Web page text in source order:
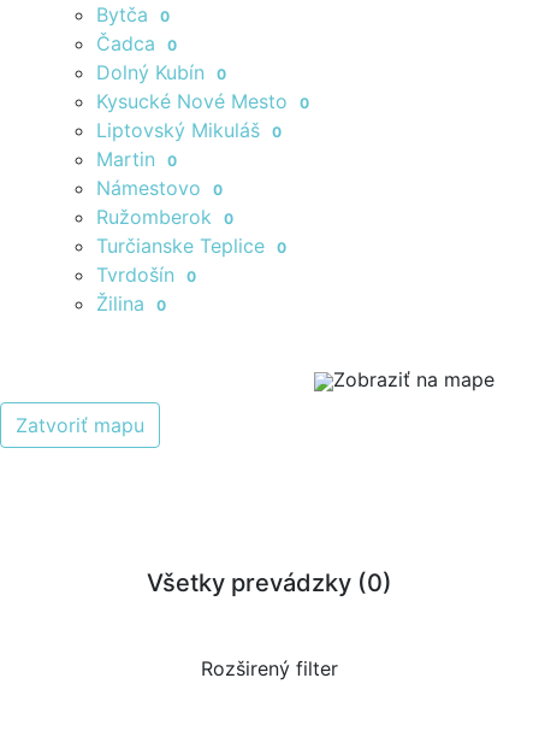
Bytča 0
Čadca 0
Dolný Kubín 0
Kysucké Nové Mesto 0
Liptovský Mikuláš 0
Martin 0
Námestovo 0
Ružomberok 0
Turčianske Teplice 0
Tvrdošín 0
Žilina 0
Zobraziť na mape
Zatvoriť mapu
Všetky prevádzky (0)
Rozširený filter